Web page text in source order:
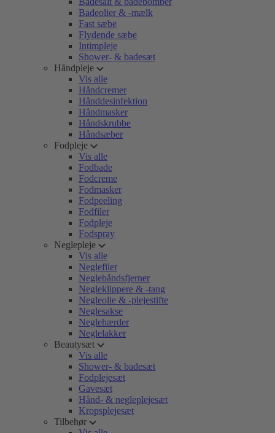
Badeolier & -mælk
Fast sæbe
Flydende sæbe
Intimpleje
Shower- & badesæt
Håndpleje
Vis alle
Håndcremer
Hånddesinfektion
Håndmasker
Håndskrubbe
Håndsæber
Fodpleje
Vis alle
Fodbade
Fodcreme
Fodmasker
Fodpeeling
Fodfiler
Fodpleje
Fodspray
Neglepleje
Vis alle
Neglefiler
Neglebåndsfjerner
Negleklippere & -tang
Negleolie & -plejestifte
Neglesakse
Neglehærder
Neglelakker
Beautysæt
Vis alle
Shower- & badesæt
Fodplejesæt
Gavesæt
Hånd- & negleplejesæt
Kropsplejesæt
Tilbehør